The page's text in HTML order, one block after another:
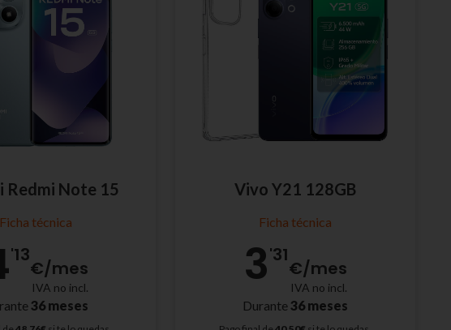
Redmi Note 15
Ficha técnica
'13
€/mes
IVA no incl.
36 meses
Vivo Y21 128GB
Ficha técnica
3'31
€/mes
IVA no incl.
Durante36 meses